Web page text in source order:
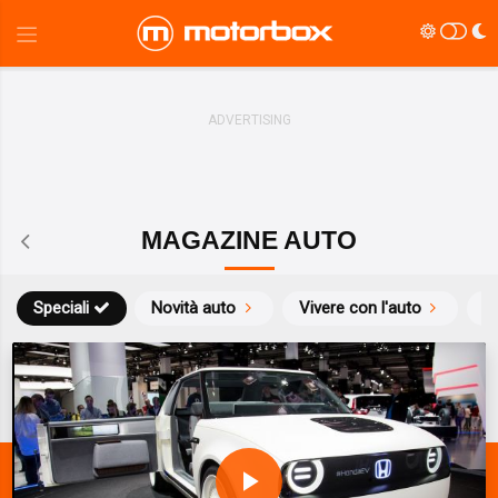
MAGAZINE AUTO
Novità auto Vivere con l'auto
Speciali